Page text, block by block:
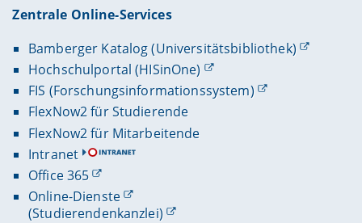
Zentrale Online-Services
Bamberger Katalog (Universitätsbibliothek)
Hochschulportal (HISinOne)
FIS (Forschungsinformationssystem)
FlexNow2 für Studierende
FlexNow2 für Mitarbeitende
Intranet
Office 365
Online-Dienste
(Studierendenkanzlei)